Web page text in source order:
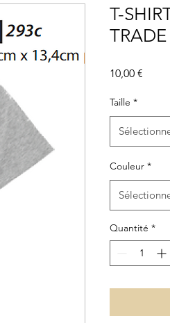
T-
TRADE
10,00 €
Taille *
Couleur *
Quantité *